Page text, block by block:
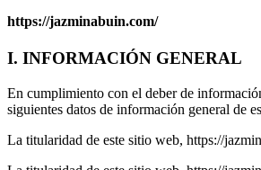
https://jazminabuin.com/
I. INFORMACIÓN GENERAL
En cumplimiento con el deber de
siguientes datos de información general de
La titularidad de este sitio web, https://